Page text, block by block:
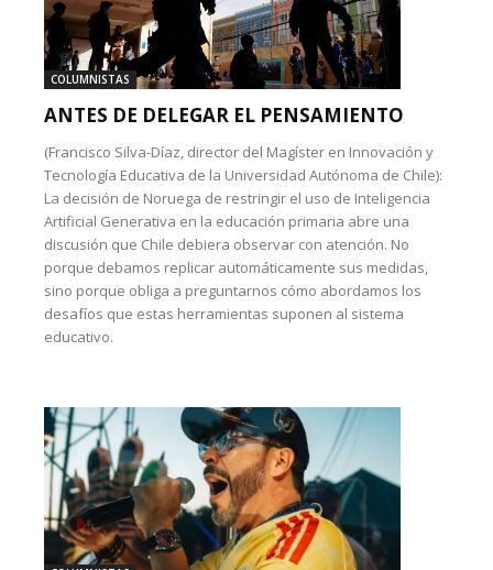
COLUMNISTAS
ANTES DE DELEGAR EL PENSAMIENTO
(Francisco Silva-Díaz, director del Magíster en Innovación y
Tecnología Educativa de la Universidad Autónoma de Chile):
La decisión de Noruega de restringir el uso de Inteligencia
Artificial Generativa en la educación primaria abre una
discusión que Chile debiera observar con atención. No
porque debamos replicar automáticamente sus medidas,
sino porque obliga a preguntarnos cómo abordamos los
desafíos que estas herramientas suponen al sistema
educativo.